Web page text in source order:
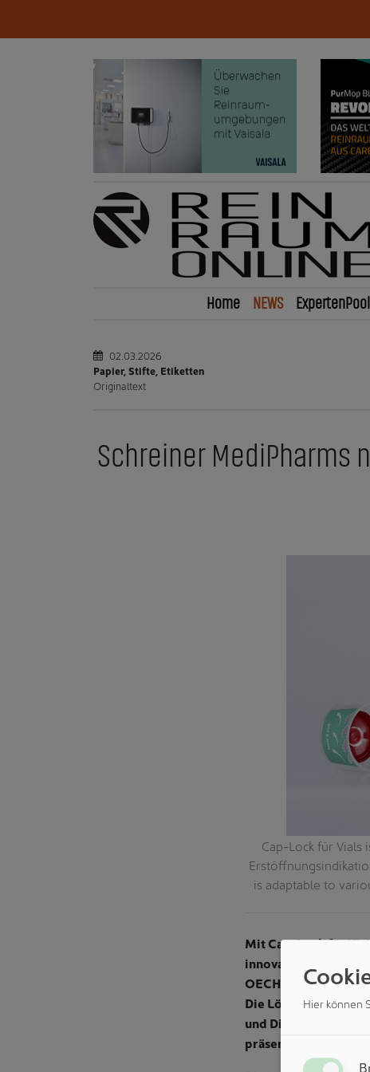
Home NEWS ExpertenPool
02.03.2026
Papier, Stifte, Etiketten
Originaltext
Schreiner MediPharms
Cap-Lock für
is adaptable to
Mit Cap-Lock für
innovativen
OECHSLERhealth
Die Lösung
und Digitalisierung
präsentiert.
Hier können